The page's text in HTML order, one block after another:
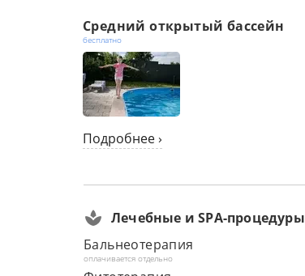
Средний открытый бассейн
бесплатно
Подробнее ›
Лечебные и SPA-процедуры
Бальнеотерапия
оплачивается отдельно